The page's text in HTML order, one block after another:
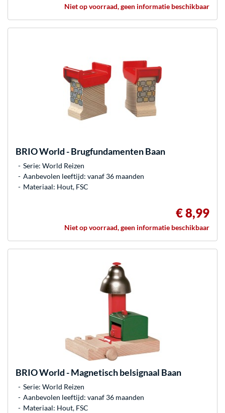
Niet op voorraad, geen informatie beschikbaar
BRIOWorld - Brugfundamenten Baan
Serie: World Reizen
Aanbevolen leeftijd: vanaf 36 maanden
Materiaal: Hout, FSC
€ 8,99
Niet op voorraad, geen informatie beschikbaar
BRIOWorld - Magnetisch belsignaal Baan
Serie: World Reizen
Aanbevolen leeftijd: vanaf 36 maanden
Materiaal: Hout, FSC